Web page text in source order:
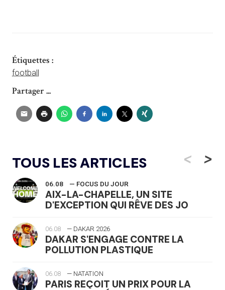
Étiquettes :
football
Partager ...
TOUS LES ARTICLES <
06.08 — FOCUS DU JOUR
AIX-LA-CHAPELLE, UN SITE
D'EXCEPTION QUI RÊVE DES JO
06.08 — DAKAR 2026
DAKAR S'ENGAGE CONTRE LA
POLLUTION PLASTIQUE
06.08 — NATATION
PARIS REÇOIT UN PRIX POUR LA
>